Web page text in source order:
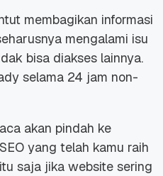
membagikan informasi
mengalami isu
bisa diakses lainnya.
selama 24 jam non-
akan pindah ke
yang telah kamu raih
saja jika website sering